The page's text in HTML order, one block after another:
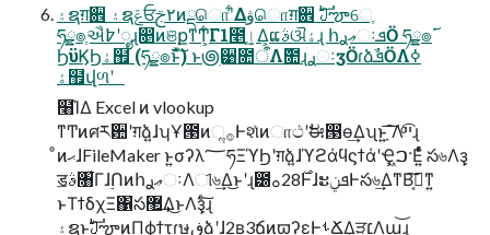
۽ຊग़਎ ۽ຊݝਓ٢ࢢͷྡொʹ͋Δۋொग़਎ ࣛࣇౡେֶ
ཧֶྍ๏ֶઐ߈ʹೖֶɻ෕ͷଞքͳͲ͕͋Γ1೥ٳֶ͢Δ͕ແࣄଔۀɻ հޢࢪઃܦӦ ཧֶྍ๏࢜
ϦϋϏϦۀ຿ (ཧֶྍ๏࢜ͱͯ͠) ͱ౷ׅ੹೚ऀΛ݉೚ɻࢪઃӡӦɾձࣾܦӦΛߦ͏
ۀ຿վળʹ
໨֮ΊΔ Excel ͷ vlookup
ͳͲͷศརؔ਺ʹग़ձ͍ɺʮҰ౓ͷૢ࡞Ͱશͯͷாථʹࣗಈ൓ө͢Δʯͱ͍͏ָ ͠͞Λײͨ͡ɻ
ͦͷޙɺFileMaker ͱ͍͏σʔλ؅ཧΞϓϦʹग़ձ͍ɺϓϩάϥϛϯάʹҾ͖ࠐ·Ε͍ͯͬͨ స৬Λܾҙ
ॾࣄ৘͋Γɺ࣮ՈͷհޢࢪઃΛୀ৬͢Δ͜ͱʹɻ౰࣌28ࡀͰɺະܦݧͰస৬͢ΔͳΒࠓ͔͠ͳ͍
ͱΤϯδχΞ΁స޲͢Δ͜ͱΛܾҙͨ͠ɻ
۽ຊͱࣛࣇౡͷΠϕϯτɾษڧձʹɺ݄2ʙ3ճͷϖʔεͰࢀՃ͢Δੜ׆Λա͢͝ɻ